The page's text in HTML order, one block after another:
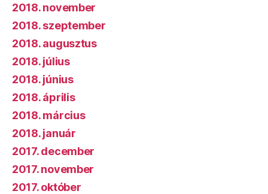
2018. november
2018. szeptember
2018. augusztus
2018. július
2018. június
2018. április
2018. március
2018. január
2017. december
2017. november
2017. október